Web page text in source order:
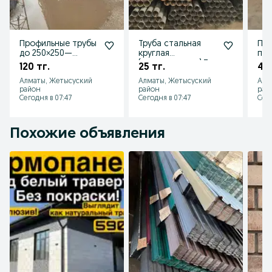
Профильные трубы
до 250×250—
квадратные и
Любые размеры!
120 тг.
Алматы, Жетысуский
район
Сегодня в 07:47
Труба стальная
круглая
(тонкостенная).То
108х2,5 мм!
25 тг.
Алматы, Жетысуский
район
Сегодня в 07:47
—
45
Похожие объявления